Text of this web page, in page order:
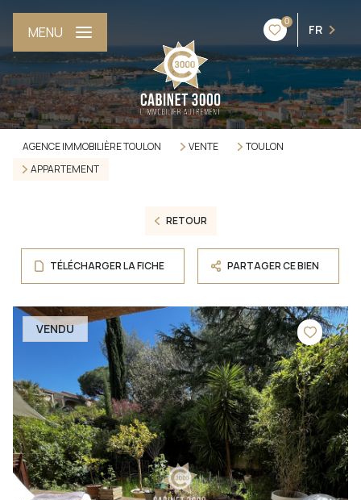
0
FR
MENU
AGENCE IMMOBILIÈRE TOULON VENTE
TOULON
APPARTEMENT
RETOUR
TÉLÉCHARGER LA FICHE PARTAGER CE BIEN
VENDU